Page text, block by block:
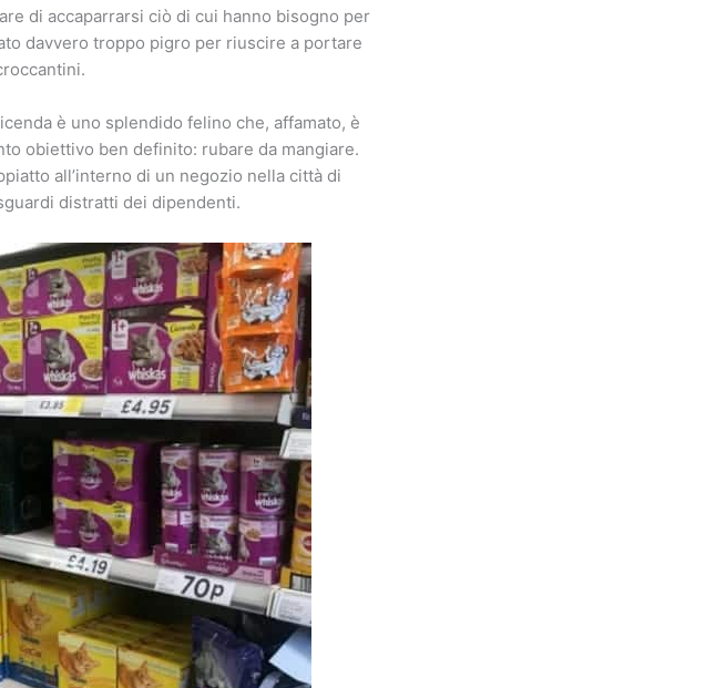
di accaparrarsi ciò di cui hanno bisogno per
davvero troppo pigro per riuscire a portare
è uno splendido felino che, affamato, è
obiettivo ben definito: rubare da mangiare.
all’interno di un negozio nella città di
distratti dei dipendenti.